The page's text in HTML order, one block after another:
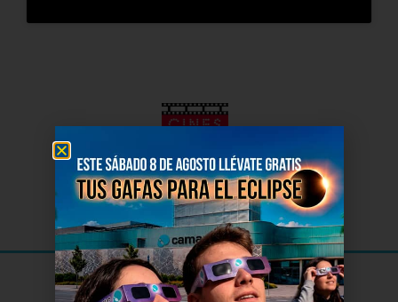
El Cinede Soria